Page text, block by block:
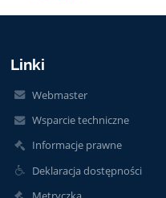
Linki
Webmaster
Wsparcie techniczne
Informacje prawne
Deklaracja dostępności